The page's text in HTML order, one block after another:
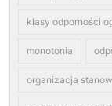
klasy odporności
monotonia
organizacja